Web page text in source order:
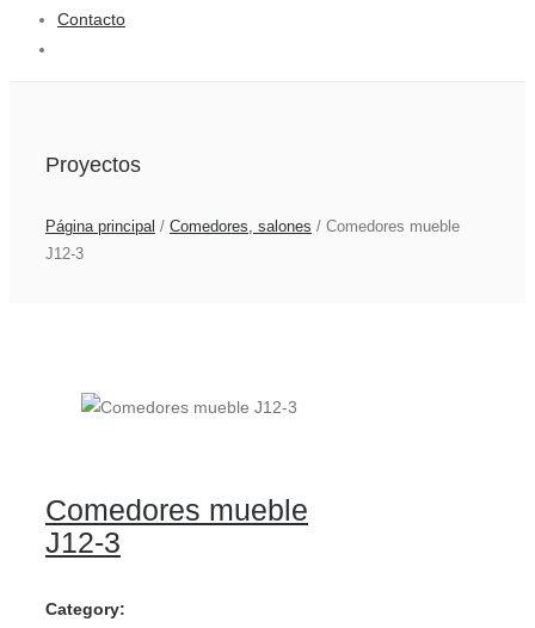
Contacto
Proyectos
Página principal / Comedores, salones / Comedores mueble
J12-3
Comedores mueble
J12-3
Category: